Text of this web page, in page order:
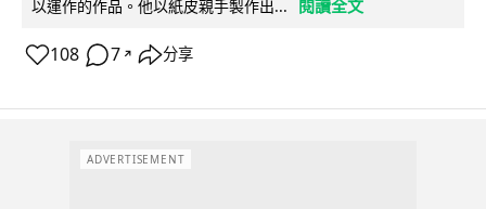
以運作的作品。他以紙皮親手製作出...
閱讀全文
108 7 ↗ 分享
ADVERTISEMENT